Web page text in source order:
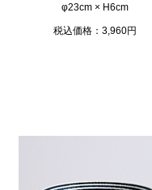
φ23cm × H6cm
税込価格：3,960円